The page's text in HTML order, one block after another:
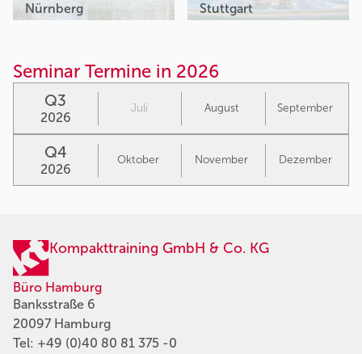
Nürnberg Stuttgart
Seminar Termine in 2026
Q3
2026
Juli August September
Q4
2026
Oktober November Dezember
Kompakttraining GmbH & Co. KG
Büro Hamburg
Banksstraße 6
20097 Hamburg
Tel: +49 (0)40 80 81 375 -0